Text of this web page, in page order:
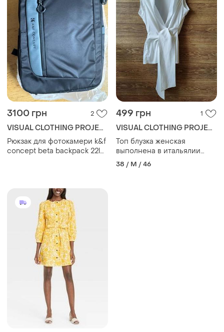
3100 грн 2
VISUAL CLOTHING PROJECT
Рюкзак для фотокамери k&f
concept beta backpack 22l
499 грн 1
VISUAL CLOTHING PROJECT
Топ блузка женская
выполнена в итальялии
люкс сегмент himon's luxury
38 / M / 46